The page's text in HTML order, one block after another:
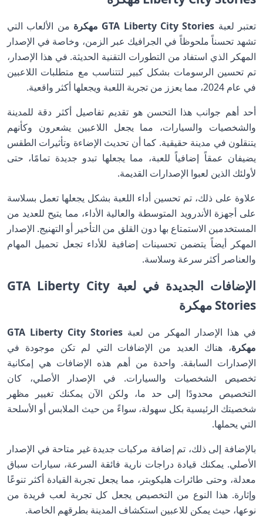
تعتبر لعبة GTA Liberty City Stories مهكرة
من الألعاب التي
تشهد تحسناً ملحوظاً في الجرافيك عبر الزمن، وخاصة في الإصدار
المهكر الذي استفاد من التطورات التقنية الحديثة. في هذا الإصدار،
تم تحسين الرسومات بشكل كبير لتتناسب مع متطلبات اللاعبين
في عام 2024، مما يعزز من تجربة اللعبة ويجعلها أكثر واقعية.
أحد أهم جوانب هذا التحسن هو تقديم تفاصيل أكثر دقة للمدينة
والشخصيات والسيارات، مما يجعل اللاعبين يشعرون وكأنهم
يتنقلون في مدينة حقيقية. كما أن تحديث الإضاءة وتأثيرات الطقس
يضيفان عمقاً إضافياً للعبة، مما يجعلها تبدو جديدة تمامًا، حتى
لأولئك الذين لعبوا الإصدارات القديمة.
علاوة على ذلك، تم تحسين أداء اللعبة بشكل يجعلها تعمل بسلاسة
على أجهزة الأندرويد المتوسطة والعالية الأداء، مما يتيح للعديد من
المستخدمين الاستمتاع بها دون القلق من التأخير أو التهنيج. الإصدار
المهكر أيضاً يتضمن تحسينات إضافية للأداء تجعل تحميل المهام
والعناصر أكثر سرعة وسلاسة.
الإضافات الجديدة في لعبة GTA Liberty City
Stories مهكرة
في هذا الإصدار المهكر من لعبة GTA Liberty City Stories
مهكرة، هناك العديد من الإضافات التي لم تكن موجودة في
الإصدارات السابقة. واحدة من أهم هذه الإضافات هي إمكانية
تخصيص الشخصيات والسيارات. في الإصدار الأصلي، كان
التخصيص محدودًا إلى حد ما، ولكن الآن يمكنك تغيير مظهر
شخصيتك الرئيسية بكل سهولة، سواءً من حيث الملابس أو الأسلحة
التي يحملها.
بالإضافة إلى ذلك، تم إضافة مركبات جديدة غير متاحة في الإصدار
الأصلي. يمكنك قيادة دراجات نارية فائقة السرعة، سيارات سباق
معدلة، وحتى طائرات هليكوبتر، مما يجعل تجربة القيادة أكثر تنوعًا
وإثارة. هذا النوع من التخصيص يجعل كل تجربة لعب فريدة من
نوعها، حيث يمكن للاعبين استكشاف المدينة بطرقهم الخاصة.